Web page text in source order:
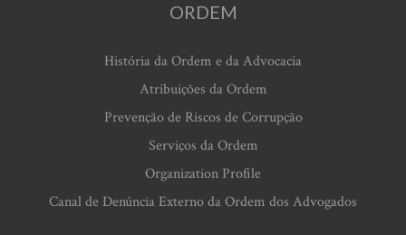
ORDEM
História da Ordem e da Advocacia
Atribuições da Ordem
Prevenção de Riscos de Corrupção
Serviços da Ordem
Organization Profile
Canal de Denúncia Externo da Ordem dos Advogados